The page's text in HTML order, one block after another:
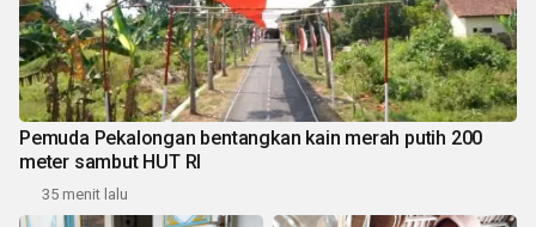
Pemuda Pekalongan bentangkan kain merah putih 200
meter sambut HUT RI
35 menit lalu